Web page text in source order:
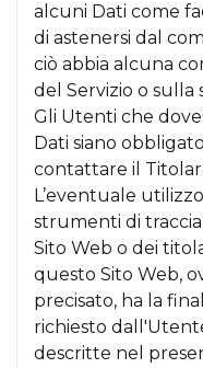
alcuni Dati come
di astenersi dal
ciò abbia alcuna
del Servizio o sulla
Gli Utenti che
Dati siano
contattare il
L’eventuale
strumenti di
Sito Web o dei
questo Sito Web,
precisato, ha la
richiesto
descritte nel